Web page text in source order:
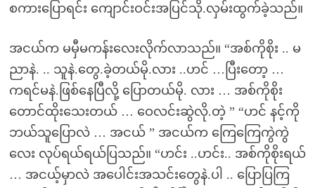
စကားပြောရင်း ကျောင်းဝင်းအပြင်သို.လှမ်းထွက်ခဲ့သည်။
အငယ်က မမှီမကန်းလေးလိုက်လာသည်။ “အစ်ကိုစိုး .. မ
ညာနဲ. .. သူနဲ.တွေ.ခဲ့တယ်မို.လား ..ဟင် …ပြီးတော့ …
ကရင်မနဲ.ဖြစ်နေပြီလို့ ပြောတယ်မို. လား … အစ်ကိုစိုး
တောင်ထိုးသေးတယ် … ဝေလင်းဆွဲလို.တဲ့ ” “ဟင် နင့်ကို
ဘယ်သူပြောလဲ … အငယ် ” အငယ်က ကြေကြေကွဲကွဲ
လေး လုပ်ရယ်ရယ်ပြသည်။ “ဟင်း ..ဟင်း.. အစ်ကိုစိုးရယ်
… အငယ့်မှာလဲ အပေါင်းအသင်းတွေနဲ.ပါ .. ပြောပြကြ